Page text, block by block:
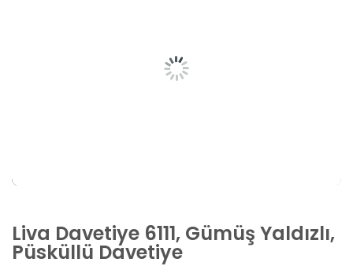
Liva Davetiye 6111, Gümüş Yaldızlı,
Püsküllü Davetiye